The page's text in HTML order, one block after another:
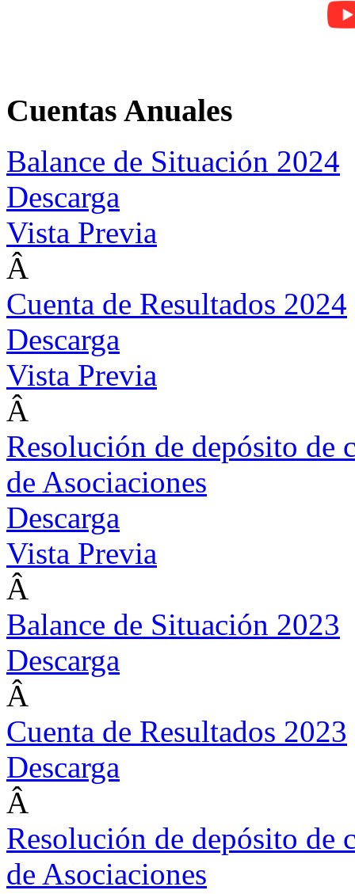
Cuentas Anuales
Balance de Situación 2024
Descarga
Vista Previa
Â
Cuenta de Resultados 2024
Descarga
Vista Previa
Â
Resolución de depósito de
de Asociaciones
Descarga
Vista Previa
Â
Balance de Situación 2023
Descarga
Â
Cuenta de Resultados 2023
Descarga
Â
Resolución de depósito de
de Asociaciones